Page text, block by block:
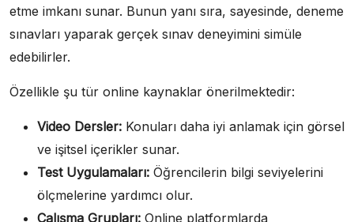
etme imkanı sunar. Bunun yanı sıra, sayesinde, deneme
sınavları yaparak gerçek sınav deneyimini simüle
edebilirler.
Özellikle şu tür online kaynaklar önerilmektedir:
Video Dersler: Konuları daha iyi anlamak için görsel
ve işitsel içerikler sunar.
Test Uygulamaları: Öğrencilerin bilgi seviyelerini
ölçmelerine yardımcı olur.
Çalışma Grupları: Online platformlarda